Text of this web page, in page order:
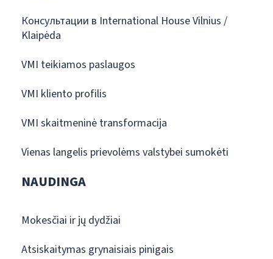
Консультации в International House Vilnius /
Klaipėda
VMI teikiamos paslaugos
VMI kliento profilis
VMI skaitmeninė transformacija
Vienas langelis prievolėms valstybei sumokėti
NAUDINGA
Mokesčiai ir jų dydžiai
Atsiskaitymas grynaisiais pinigais